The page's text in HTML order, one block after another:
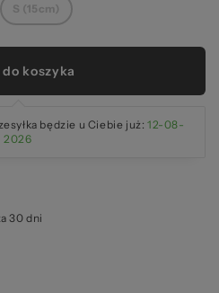
S (15cm)
koszyka
będzie u Ciebie już: 12-08-
2026
30 dni